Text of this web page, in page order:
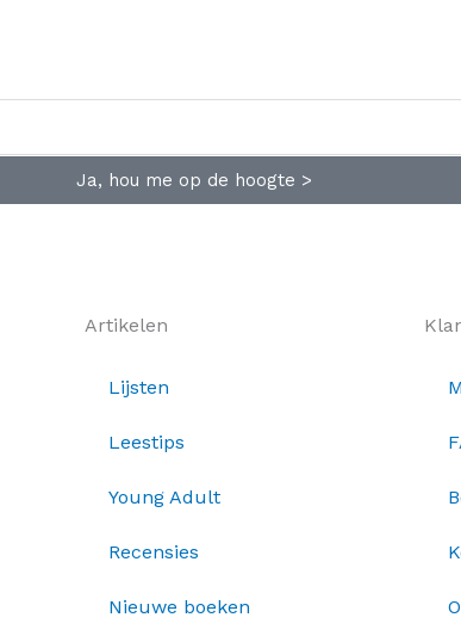
Ja, hou me op de hoogte >
Artikelen
Lijsten
Leestips
Young Adult
Recensies
Nieuwe boeken